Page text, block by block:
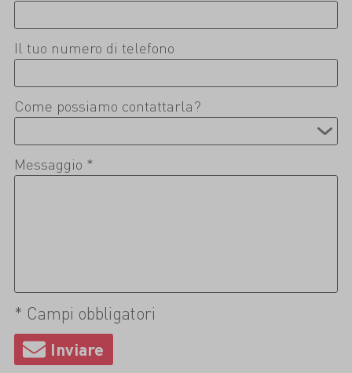
Il tuo numero di telefono
Come possiamo contattarla?
Messaggio *
* Campi obbligatori